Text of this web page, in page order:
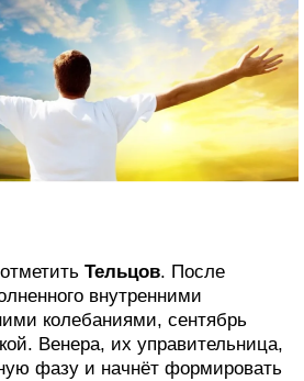
Тельцов. После
внутренними
колебаниями, сентябрь
Венера, их управительница,
фазу и начнёт формировать